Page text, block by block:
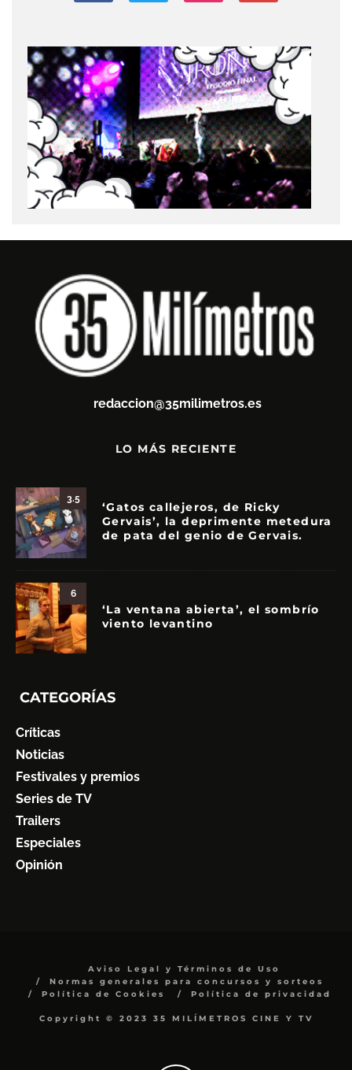
redaccion@35milimetros.es
LO MÁS RECIENTE
3.5
‘Gatos callejeros, de Ricky
Gervais’, la deprimente metedura
de pata del genio de Gervais.
6
‘La ventana abierta’, el sombrío
viento levantino
CATEGORÍAS
Críticas
Noticias
Festivales y premios
Series de TV
Trailers
Especiales
Opinión
Aviso Legal y Términos de Uso
Normas generales para concursos y sorteos
Política de Cookies
Política de privacidad
Copyright © 2023 35 MILÍMETROS CINE Y TV